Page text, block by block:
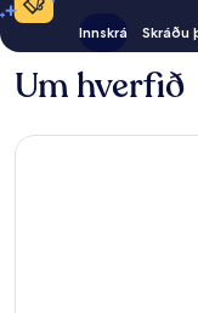
Innskrá Skráðu
Um hverfið